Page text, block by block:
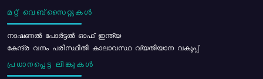
മറ്റ് വെബ്സൈറ്റുകൾ
നാഷണൽ പോർട്ടൽ ഓഫ് ഇന്ത്യ
കേന്ദ്ര വനം പരിസ്ഥിതി കാലാവസ്ഥ വ്യതിയാന വകുപ്പ്
പ്രധാനപ്പെട്ട ലിങ്കുകൾ